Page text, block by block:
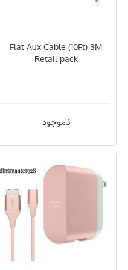
Flat Aux Cable (10Ft) 3M
Retail pack
ناموجود